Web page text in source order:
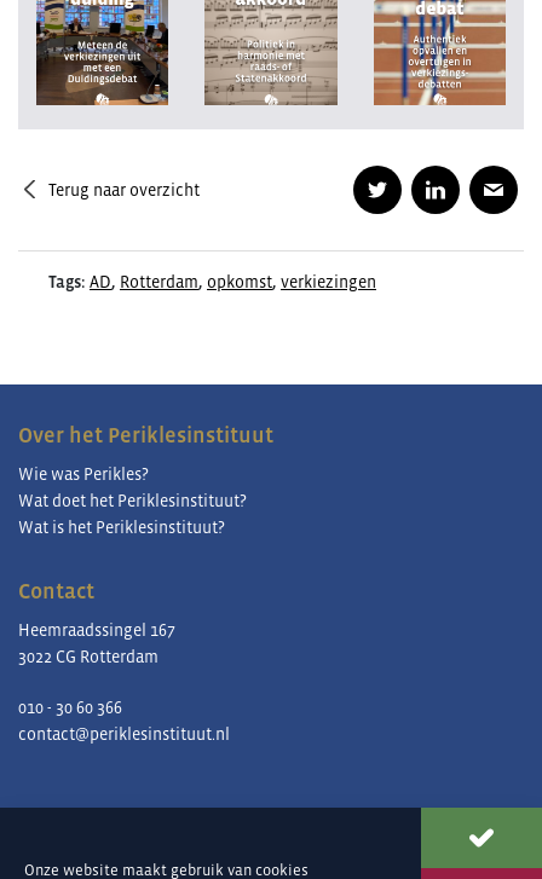
Onze website maakt gebruik van cookies
Terug naar overzicht
Tags: AD, Rotterdam, opkomst, verkiezingen
Over het Periklesinstituut
Wie was Perikles?
Wat doet het Periklesinstituut?
Wat is het Periklesinstituut?
Contact
Heemraadssingel 167
3022 CG Rotterdam
010 - 30 60 366
contact@periklesinstituut.nl